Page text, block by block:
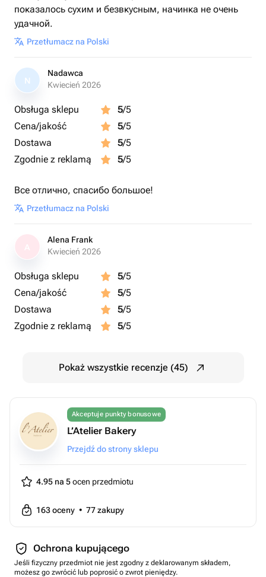
показалось сухим и безвкусным, начинка не очень
удачной.
Przetłumacz na Polski
N
Nadawca
Kwiecień 2026
Obsługa sklepu 5/5
Cena/jakość
5/5
Dostawa
5/5
Zgodnie z reklamą
5/5
Все отлично, спасибо большое!
Przetłumacz na Polski
Alena Frank
Kwiecień 2026
Obsługa sklepu 5/5
Cena/jakość
5/5
Dostawa
5/5
Zgodnie z reklamą
5/5
Pokaż wszystkie recenzje (45)
Akceptuje punkty bonusowe
L’Atelier Bakery
Przejdź do strony sklepu
4.95 na 5ocen przedmiotu
163oceny • 77zakupy
Ochrona kupującego
Jeśli fizyczny przedmiot nie jest zgodny z deklarowanym składem,
możesz go zwrócić lub poprosić o zwrot pieniędzy.